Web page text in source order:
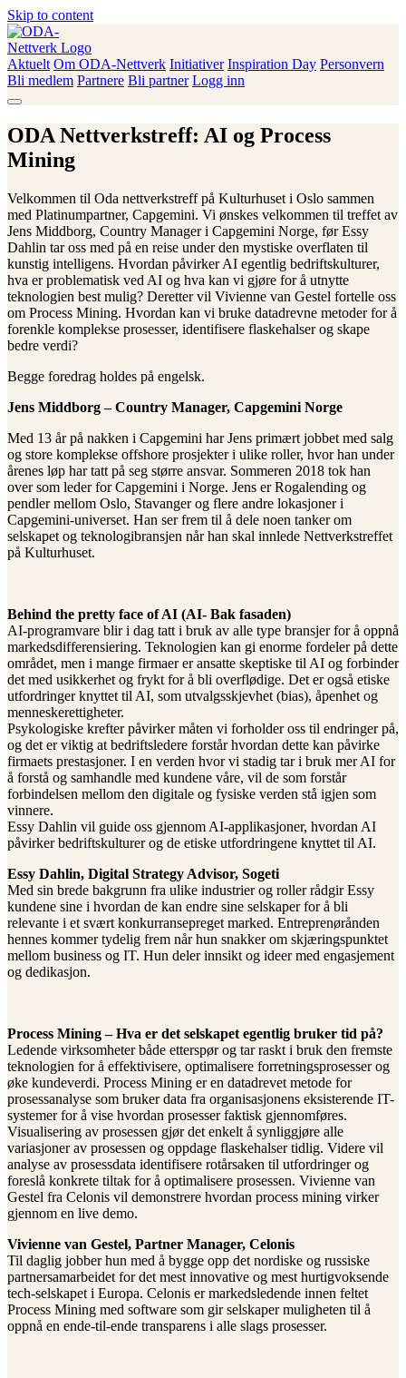
Skip to content
ODA-Nettverk
Aktuelt Om ODA-Nettverk Initiativer Inspiration Day Personvern
Bli medlem Partnere Bli partner Logg inn
ODA Nettverkstreff: AI og Process
Mining
Velkommen til Oda nettverkstreff på Kulturhuset i Oslo sammen
med Platinumpartner, Capgemini. Vi ønskes velkommen til treffet av
Jens Middborg, Country Manager i Capgemini Norge, før Essy
Dahlin tar oss med på en reise under den mystiske overflaten til
kunstig intelligens. Hvordan påvirker AI egentlig bedriftskulturer,
hva er problematisk ved AI og hva kan vi gjøre for å utnytte
teknologien best mulig? Deretter vil Vivienne van Gestel fortelle oss
om Process Mining. Hvordan kan vi bruke datadrevne metoder for å
forenkle komplekse prosesser, identifisere flaskehalser og skape
bedre verdi?
Begge foredrag holdes på engelsk.
Jens Middborg – Country Manager, Capgemini Norge
Med 13 år på nakken i Capgemini har Jens primært jobbet med salg
og store komplekse offshore prosjekter i ulike roller, hvor han under
årenes løp har tatt på seg større ansvar. Sommeren 2018 tok han
over som leder for Capgemini i Norge. Jens er Rogalending og
pendler mellom Oslo, Stavanger og flere andre lokasjoner i
Capgemini-universet. Han ser frem til å dele noen tanker om
selskapet og teknologibransjen når han skal innlede Nettverkstreffet
på Kulturhuset.
Behind the pretty face of AI (AI- Bak fasaden)
AI-programvare blir i dag tatt i bruk av alle type bransjer for å oppnå
markedsdifferensiering. Teknologien kan gi enorme fordeler på dette
området, men i mange firmaer er ansatte skeptiske til AI og forbinder
det med usikkerhet og frykt for å bli overflødige. Det er også etiske
utfordringer knyttet til AI, som utvalgsskjevhet (bias), åpenhet og
menneskerettigheter.
Psykologiske krefter påvirker måten vi forholder oss til endringer på,
og det er viktig at bedriftsledere forstår hvordan dette kan påvirke
firmaets prestasjoner. I en verden hvor vi stadig tar i bruk mer AI for
å forstå og samhandle med kundene våre, vil de som forstår
forbindelsen mellom den digitale og fysiske verden stå igjen som
vinnere.
Essy Dahlin vil guide oss gjennom AI-applikasjoner, hvordan AI
påvirker bedriftskulturer og de etiske utfordringene knyttet til AI.
Essy Dahlin, Digital Strategy Advisor, Sogeti
Med sin brede bakgrunn fra ulike industrier og roller rådgir Essy
kundene sine i hvordan de kan endre sine selskaper for å bli
relevante i et svært konkurransepreget marked. Entreprenørånden
hennes kommer tydelig frem når hun snakker om skjæringspunktet
mellom business og IT. Hun deler innsikt og ideer med engasjement
og dedikasjon.
Process Mining – Hva er det selskapet egentlig bruker tid på?
Ledende virksomheter både etterspør og tar raskt i bruk den fremste
teknologien for å effektivisere, optimalisere forretningsprosesser og
øke kundeverdi. Process Mining er en datadrevet metode for
prosessanalyse som bruker data fra organisasjonens eksisterende IT-
systemer for å vise hvordan prosesser faktisk gjennomføres.
Visualisering av prosessen gjør det enkelt å synliggjøre alle
variasjoner av prosessen og oppdage flaskehalser tidlig. Videre vil
analyse av prosessdata identifisere rotårsaken til utfordringer og
foreslå konkrete tiltak for å optimalisere prosessen. Vivienne van
Gestel fra Celonis vil demonstrere hvordan process mining virker
gjennom en live demo.
Vivienne van Gestel, Partner Manager, Celonis
Til daglig jobber hun med å bygge opp det nordiske og russiske
partnersamarbeidet for det mest innovative og mest hurtigvoksende
tech-selskapet i Europa. Celonis er markedsledende innen feltet
Process Mining med software som gir selskaper muligheten til å
oppnå en ende-til-ende transparens i alle slags prosesser.